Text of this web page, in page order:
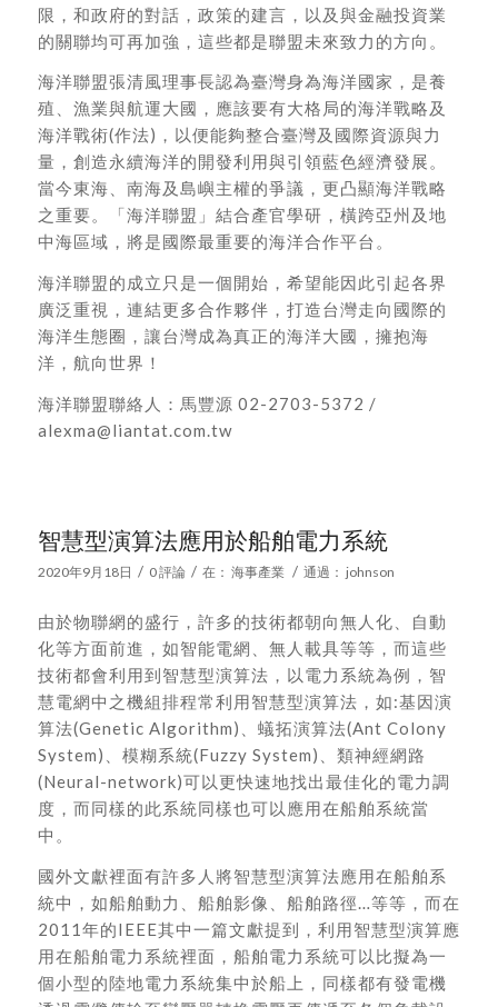
限，和政府的對話，政策的建言，以及與金融投資業
的關聯均可再加強，這些都是聯盟未來致力的方向。
海洋聯盟張清風理事長認為臺灣身為海洋國家，是養
殖、漁業與航運大國，應該要有大格局的海洋戰略及
海洋戰術(作法)，以便能夠整合臺灣及國際資源與力
量，創造永續海洋的開發利用與引領藍色經濟發展。
當今東海、南海及島嶼主權的爭議，更凸顯海洋戰略
之重要。「海洋聯盟」結合產官學研，橫跨亞州及地
中海區域，將是國際最重要的海洋合作平台。
海洋聯盟的成立只是一個開始，希望能因此引起各界
廣泛重視，連結更多合作夥伴，打造台灣走向國際的
海洋生態圈，讓台灣成為真正的海洋大國，擁抱海
洋，航向世界！
海洋聯盟聯絡人：馬豐源 02-2703-5372 /
alexma@liantat.com.tw
智慧型演算法應用於船舶電力系統
2020年9月18日 / 0 評論 / 在： 海事產業 / 通過： johnson
由於物聯網的盛行，許多的技術都朝向無人化、自動
化等方面前進，如智能電網、無人載具等等，而這些
技術都會利用到智慧型演算法，以電力系統為例，智
慧電網中之機組排程常利用智慧型演算法，如:基因演
算法(Genetic Algorithm)、蟻拓演算法(Ant Colony
System)、模糊系統(Fuzzy System)、類神經網路
(Neural-network)可以更快速地找出最佳化的電力調
度，而同樣的此系統同樣也可以應用在船舶系統當
中。
國外文獻裡面有許多人將智慧型演算法應用在船舶系
統中，如船舶動力、船舶影像、船舶路徑…等等，而在
2011年的IEEE其中一篇文獻提到，利用智慧型演算應
用在船舶電力系統裡面，船舶電力系統可以比擬為一
個小型的陸地電力系統集中於船上，同樣都有發電機